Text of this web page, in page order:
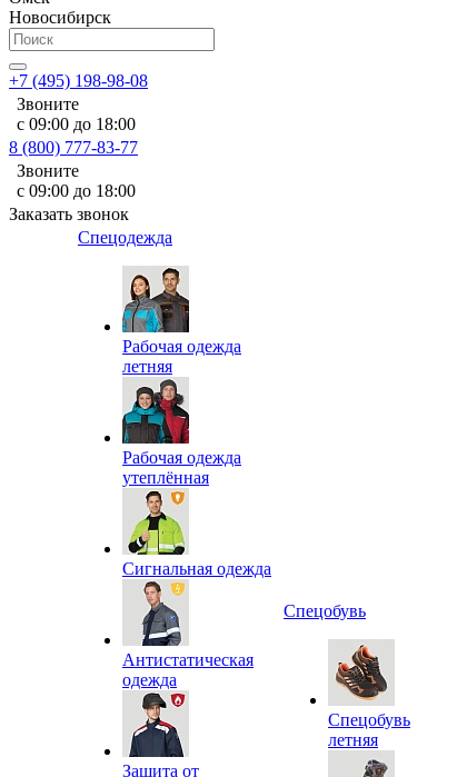
Новосибирск
+7 (495) 198-98-08
Звоните
с 09:00 до 18:00
8 (800) 777-83-77
Звоните
с 09:00 до 18:00
Заказать звонок
Спецодежда
Рабочая одежда
летняя
Рабочая одежда
утеплённая
Сигнальная одежда
Антистатическая
одежда
Защита от
Спецобувь
Спецобувь
летняя